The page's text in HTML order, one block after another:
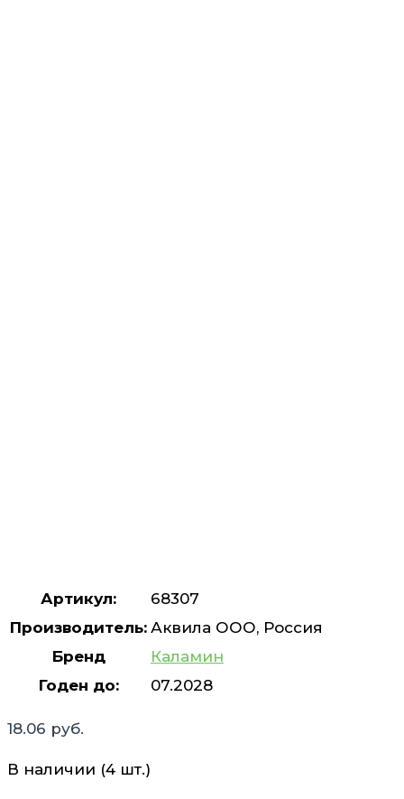
Артикул:
68307
Производитель: Аквила ООО, Россия
Бренд
Каламин
Годен до:
07.2028
18.06 руб.
В наличии (4 шт.)